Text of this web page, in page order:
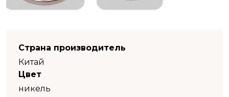
Страна производитель
Китай
Цвет
никель